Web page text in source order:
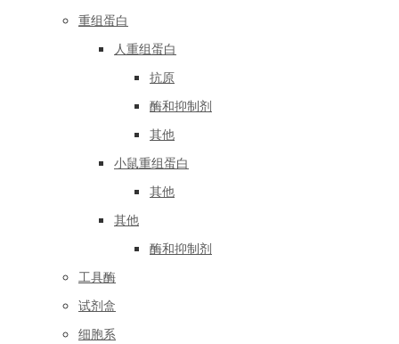
重组蛋白
人重组蛋白
抗原
酶和抑制剂
其他
小鼠重组蛋白
其他
其他
酶和抑制剂
工具酶
试剂盒
细胞系